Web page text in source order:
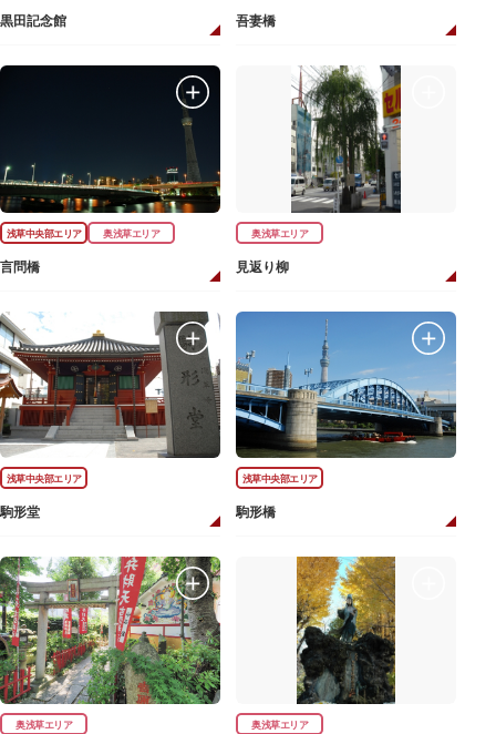
黒田記念館 吾妻橋
浅草中央部エリア 奥浅草エリア
言問橋
奥浅草エリア
見返り柳
浅草中央部エリア
駒形堂
浅草中央部エリア
駒形橋
奥浅草エリア 奥浅草エリア